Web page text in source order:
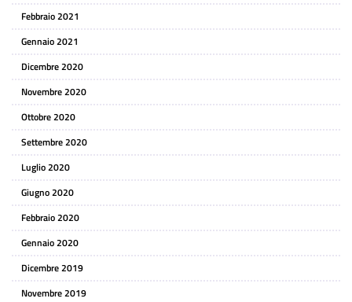
Febbraio 2021
Gennaio 2021
Dicembre 2020
Novembre 2020
Ottobre 2020
Settembre 2020
Luglio 2020
Giugno 2020
Febbraio 2020
Gennaio 2020
Dicembre 2019
Novembre 2019